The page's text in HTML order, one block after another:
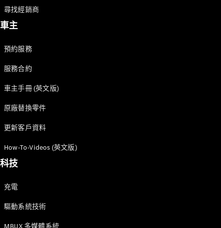
尋找經銷商
車主
預約服務
服務合約
車主手冊 (英文版)
原廠替換零件
更新客戶資料
How-To-Videos (英文版)
科技
充電
驅動系統技術
MBUX 多媒體系統